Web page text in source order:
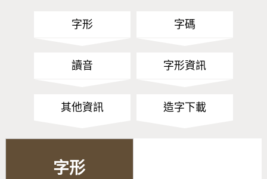
字形 字碼
讀音 字形資訊
其他資訊 造字下載
字形